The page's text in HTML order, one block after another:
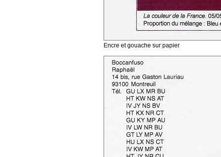
Encre et gouache sur papier